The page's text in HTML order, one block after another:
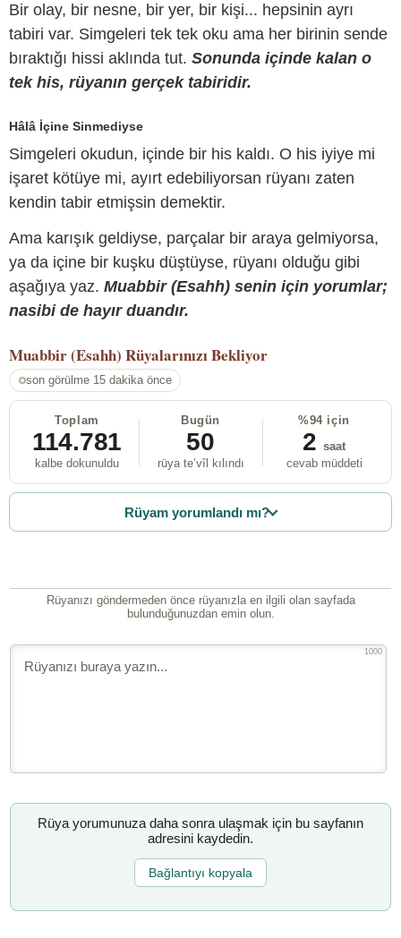
Bir olay, bir nesne, bir yer, bir kişi... hepsinin ayrı
tabiri var. Simgeleri tek tek oku ama her birinin sende
bıraktığı hissi aklında tut. Sonunda içinde kalan o
tek his, rüyanın gerçek tabiridir.
Hâlâ İçine Sinmediyse
Simgeleri okudun, içinde bir his kaldı. O his iyiye mi
işaret kötüye mi, ayırt edebiliyorsan rüyanı zaten
kendin tabir etmişsin demektir.
Ama karışık geldiyse, parçalar bir araya gelmiyorsa,
ya da içine bir kuşku düştüyse, rüyanı olduğu gibi
aşağıya yaz. Muabbir (Esahh) senin için yorumlar;
nasibi de hayır duandır.
Muabbir (Esahh) Rüyalarınızı Bekliyor
son görülme 15 dakika önce
Toplam
114.781
kalbe dokunuldu
Bugün
50
rüya te’vîl kılındı
%94 için
2 saat
cevab müddeti
Rüyam yorumlandı mı?
Rüyanızı göndermeden önce rüyanızla en ilgili olan sayfada
bulunduğunuzdan emin olun.
1000
Rüya yorumunuza daha sonra ulaşmak için bu sayfanın
adresini kaydedin.
Bağlantıyı kopyala